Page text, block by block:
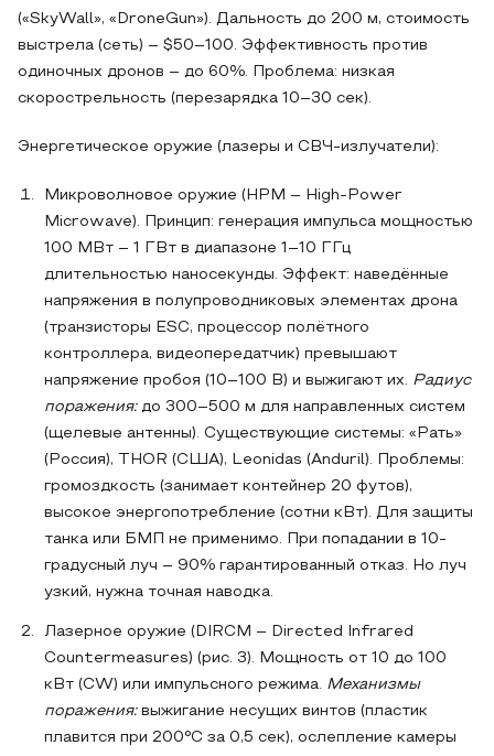
(«SkyWall», «DroneGun»). Дальность до 200 м, стоимость
выстрела (сеть) – $50–100. Эффективность против
одиночных дронов – до 60%. Проблема: низкая
скорострельность (перезарядка 10–30 сек).
Энергетическое оружие (лазеры и СВЧ-излучатели):
Микроволновое оружие (HPM – High-Power
Microwave). Принцип: генерация импульса мощностью
100 МВт – 1 ГВт в диапазоне 1–10 ГГц
длительностью наносекунды. Эффект: наведённые
напряжения в полупроводниковых элементах дрона
(транзисторы ESC, процессор полётного
контроллера, видеопередатчик) превышают
напряжение пробоя (10–100 В) и выжигают их. Радиус
поражения:до 300–500 м для направленных систем
(щелевые антенны). Существующие системы: «Рать»
(Россия), THOR (США), Leonidas (Anduril). Проблемы:
громоздкость (занимает контейнер 20 футов),
высокое энергопотребление (сотни кВт). Для защиты
танка или БМП не применимо. При попадании в 10-
градусный луч – 90% гарантированный отказ. Но луч
узкий, нужна точная наводка.
Лазерное оружие (DIRCM – Directed Infrared
Countermeasures) (рис. 3). Мощность от 10 до 100
кВт (CW) или импульсного режима. Механизмы
поражения:выжигание несущих винтов (пластик
плавится при 200°C за 0,5 сек), ослепление камеры